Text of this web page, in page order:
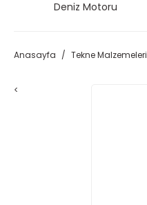
Deniz Motoru
Anasayfa Tekne Malzemeleri
<